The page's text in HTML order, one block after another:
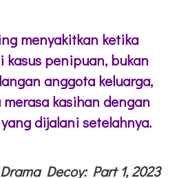
menyakitkan ketika
kasus penipuan, bukan
anggota keluarga,
kasihan dengan
dijalani setelahnya.
Decoy: Part 1, 2023